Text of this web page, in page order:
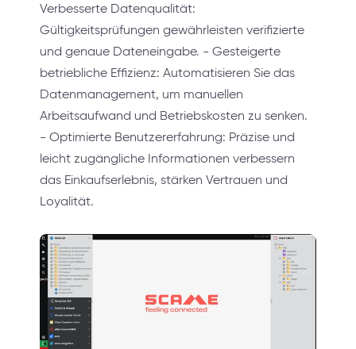
Verbesserte Datenqualität:
Gültigkeitsprüfungen gewährleisten verifizierte
und genaue Dateneingabe. - Gesteigerte
betriebliche Effizienz: Automatisieren Sie das
Datenmanagement, um manuellen
Arbeitsaufwand und Betriebskosten zu senken.
- Optimierte Benutzererfahrung: Präzise und
leicht zugängliche Informationen verbessern
das Einkaufserlebnis, stärken Vertrauen und
Loyalität.